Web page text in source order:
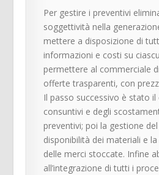
Per gestire i preventivi
soggettività nella
mettere a disposizione di
informazioni e costi su
permettere al commerciale
offerte trasparenti, con
Il passo successivo è stato
consuntivi e degli
preventivi; poi la gestione
disponibilità dei materiali e
delle merci stoccate. Infine
all’integrazione di tutti i